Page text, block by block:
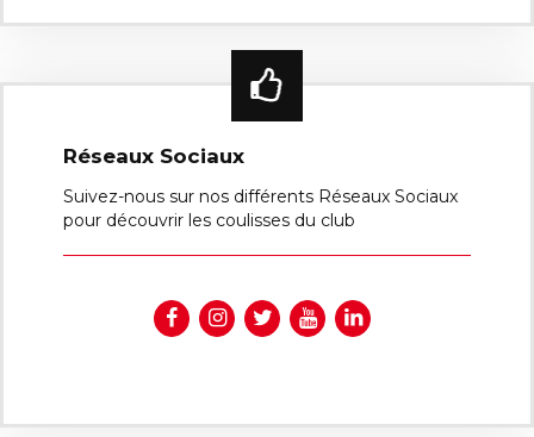
Réseaux Sociaux
Suivez-nous sur nos différents Réseaux Sociaux
pour découvrir les coulisses du club